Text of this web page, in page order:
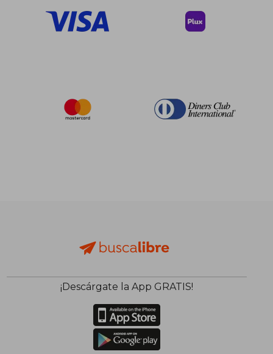
$ 31.67
$ 17.42
¡Descárgate la App GRATIS!